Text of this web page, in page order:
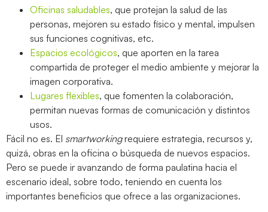
Oficinas saludables, que protejan la salud de las
personas, mejoren su estado físico y mental, impulsen
sus funciones cognitivas, etc.
Espacios ecológicos, que aporten en la tarea
compartida de proteger el medio ambiente y mejorar la
imagen corporativa.
Lugares flexibles, que fomenten la colaboración,
permitan nuevas formas de comunicación y distintos
usos.
Fácil no es. El smartworkingrequiere estrategia, recursos y,
quizá, obras en la oficina o búsqueda de nuevos espacios.
Pero se puede ir avanzando de forma paulatina hacia el
escenario ideal, sobre todo, teniendo en cuenta los
importantes beneficios que ofrece a las organizaciones.